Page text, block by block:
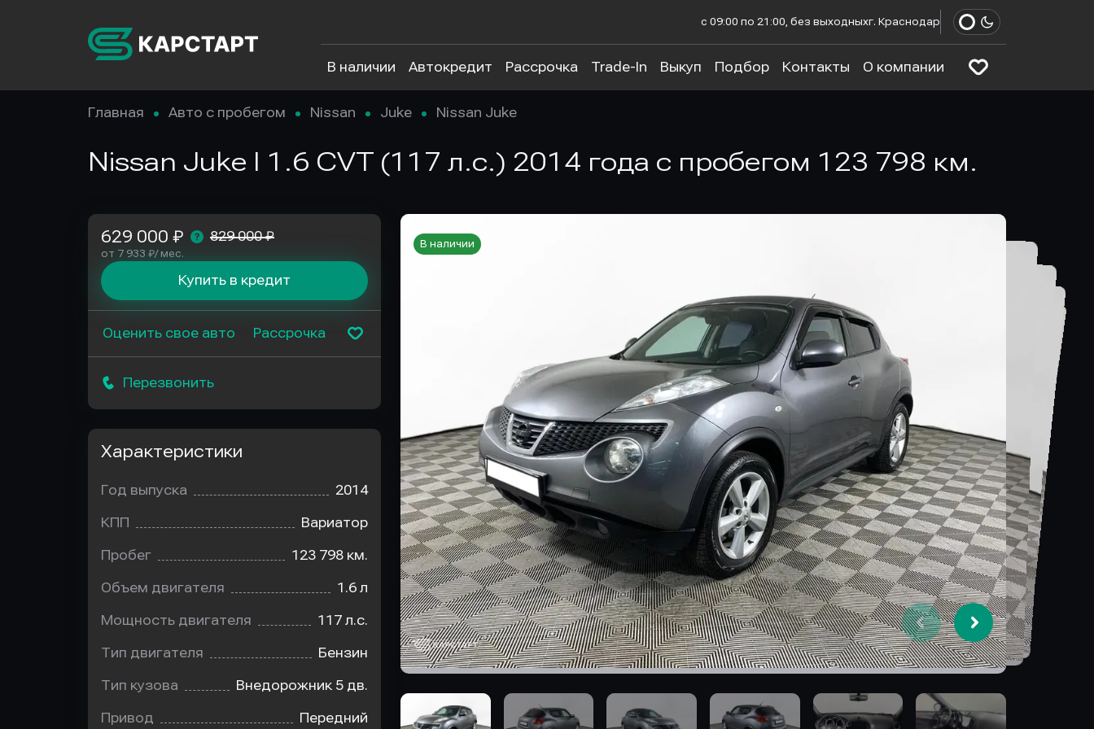
с 09:00 по 21:00, без выходныхг. Краснодар
В наличии Автокредит Рассрочка Trade-In Выкуп Подбор Контакты О компании
Главная Авто с пробегом Nissan Juke Nissan Juke
Nissan Juke I 1.6 CVT (117 л.с.) 2014 года с пробегом 123 798 км.
В наличии
629 000 ₽ 829 000 ₽
от 7 933 ₽/ мес.
Купить в кредит
Оценить свое авто Рассрочка
Перезвонить
Характеристики
Год выпуска 2014
КПП Вариатор
Пробег 123 798 км.
Объем двигателя 1.6 л
Мощность двигателя 117 л.с.
Тип двигателя Бензин
Тип кузова Внедорожник 5 дв.
Привод Передний